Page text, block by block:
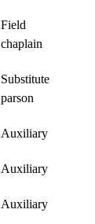
Field
chaplain
Substitute
parson
Auxiliary
Auxiliary
Auxiliary